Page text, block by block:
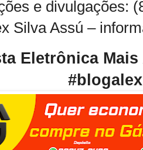
e divulgações:
Silva Assú –
Eletrônica